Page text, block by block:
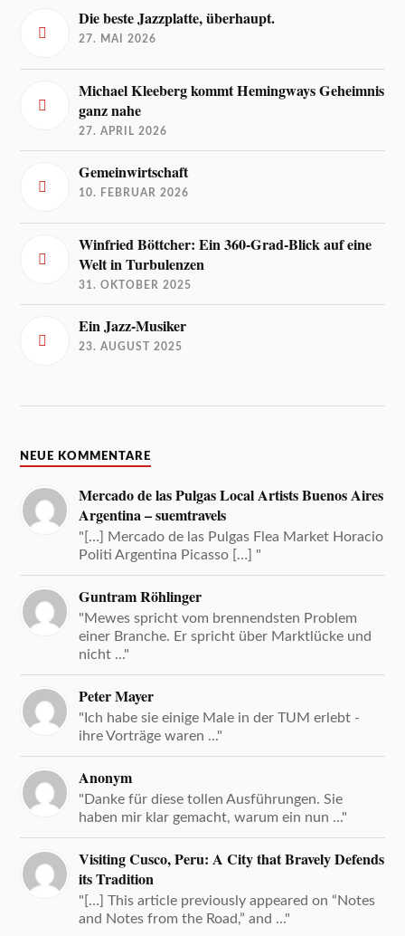
Die beste Jazzplatte, überhaupt.
27. MAI 2026
Michael Kleeberg kommt Hemingways Geheimnis
ganz nahe
27. APRIL 2026
Gemeinwirtschaft
10. FEBRUAR 2026
Winfried Böttcher: Ein 360-Grad-Blick auf eine
Welt in Turbulenzen
31. OKTOBER 2025
Ein Jazz-Musiker
23. AUGUST 2025
NEUE KOMMENTARE
Mercado de las Pulgas Local Artists Buenos Aires
Argentina – suemtravels
"[…] Mercado de las Pulgas Flea Market Horacio
Politi Argentina Picasso […] "
Guntram Röhlinger
"Mewes spricht vom brennendsten Problem
einer Branche. Er spricht über Marktlücke und
nicht ..."
Peter Mayer
"Ich habe sie einige Male in der TUM erlebt -
ihre Vorträge waren ..."
Anonym
"Danke für diese tollen Ausführungen. Sie
haben mir klar gemacht, warum ein nun ..."
Visiting Cusco, Peru: A City that Bravely Defends
its Tradition
"[…] This article previously appeared on “Notes
and Notes from the Road,” and ..."